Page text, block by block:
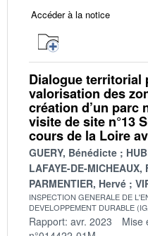
Accéder à la notice
Dialogue territorial
valorisation des
création d’un parc
visite de site n°13
cours de la Loire
GUERY, Bénédicte
LAFAYE-DE-MICHEAUX,
PARMENTIER, Hervé
INSPECTION GENERALE DE
DEVELOPPEMENT DURABLE
Rapport: avr. 2023 Mise